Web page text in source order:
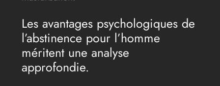
Les avantages psychologiques de
l’abstinence pour l’homme
méritent une analyse
approfondie.